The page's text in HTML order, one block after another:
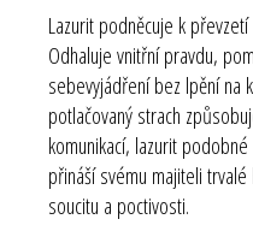
Lazurit podněcuje k
Odhaluje vnitřní pravdu,
sebevyjádření bez lpění na
potlačovaný strach
komunikací, lazurit
přináší svému majiteli
soucitu a poctivosti.